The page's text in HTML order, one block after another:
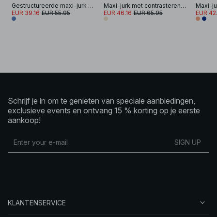
Gestructureerde maxi-jurk met verlaagde taille
EUR 39.16 EUR 55.95
Maxi-jurk met contrasterende taille
EUR 46.16 EUR 65.95 EUR
Schrijf je in om te genieten van speciale aanbiedingen,
exclusieve events en ontvang 15 % korting op je eerste
aankoop!
SIGN UP
KLANTENSERVICE